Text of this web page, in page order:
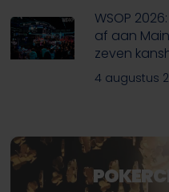
WSOP
af aan
zeven
4 augustus